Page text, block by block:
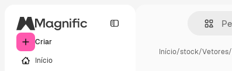
Criar
Início
Início/stock/Vetores/